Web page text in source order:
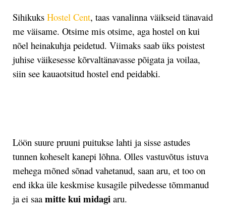
SihikuksHostel Cent, taas vanalinna väikseid tänavaid
me väisame. Otsime mis otsime, aga hostel on kui
nõel heinakuhja peidetud. Viimaks saab üks poistest
juhise väikesesse kõrvaltänavasse põigata ja voilaa,
siin see kauaotsitud hostel end peidabki.
Löön suure pruuni puitukse lahti ja sisse astudes
tunnen koheselt kanepi lõhna. Olles vastuvõtus istuva
mehega mõned sõnad vahetanud, saan aru, et too on
end ikka üle keskmise kusagile pilvedesse tõmmanud
ja ei saa mitte kui midagi aru.